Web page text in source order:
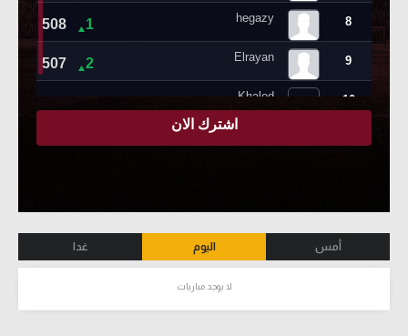
أمس اليوم غدا
لا يوجد مباريات